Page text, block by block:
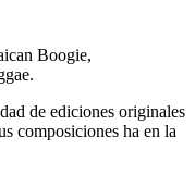
Boogie,
de ediciones originales
composiciones ha en la